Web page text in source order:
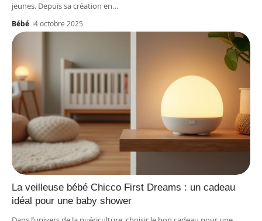
jeunes. Depuis sa création en…
Bébé 4 octobre 2025
La veilleuse bébé Chicco First Dreams : un cadeau
idéal pour une baby shower